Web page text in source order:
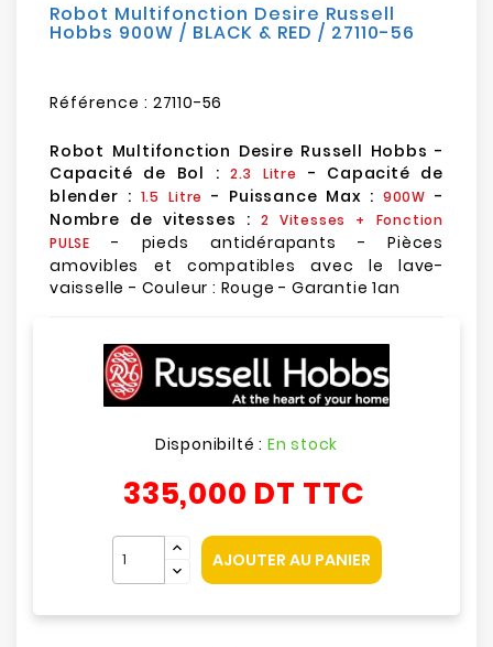
Robot Multifonction Desire Russell
Hobbs 900W / BLACK & RED / 27110-56
Référence : 27110-56
Robot Multifonction Desire Russell Hobbs -
Capacité de Bol : 2.3 Litre
- Capacité de
blender : 1.5 Litre - Puissance Max : 900W -
Nombre de vitesses : 2 Vitesses + Fonction
PULSE
- pieds antidérapants - Pièces
amovibles et compatibles avec le lave-
vaisselle - Couleur : Rouge - Garantie 1an
Disponibilté : En stock
335,000 DT TTC
AJOUTER AU PANIER